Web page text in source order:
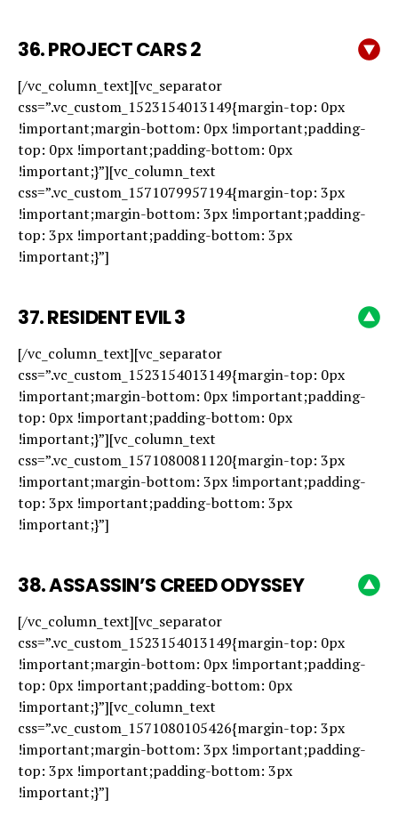
36.PROJECT CARS 2
[/vc_column_text][vc_separator
css=”.vc_custom_1523154013149{margin-top: 0px
!important;margin-bottom: 0px !important;padding-
top: 0px !important;padding-bottom: 0px
!important;}”][vc_column_text
css=”.vc_custom_1571079957194{margin-top: 3px
!important;margin-bottom: 3px !important;padding-
top: 3px !important;padding-bottom: 3px
!important;}”]
37.RESIDENT EVIL 3
[/vc_column_text][vc_separator
css=”.vc_custom_1523154013149{margin-top: 0px
!important;margin-bottom: 0px !important;padding-
top: 0px !important;padding-bottom: 0px
!important;}”][vc_column_text
css=”.vc_custom_1571080081120{margin-top: 3px
!important;margin-bottom: 3px !important;padding-
top: 3px !important;padding-bottom: 3px
!important;}”]
38.ASSASSIN’S CREED ODYSSEY
[/vc_column_text][vc_separator
css=”.vc_custom_1523154013149{margin-top: 0px
!important;margin-bottom: 0px !important;padding-
top: 0px !important;padding-bottom: 0px
!important;}”][vc_column_text
css=”.vc_custom_1571080105426{margin-top: 3px
!important;margin-bottom: 3px !important;padding-
top: 3px !important;padding-bottom: 3px
!important;}”]